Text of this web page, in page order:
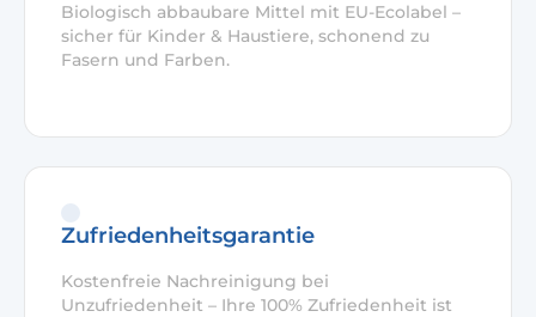
Biologisch abbaubare Mittel mit EU-Ecolabel –
sicher für Kinder & Haustiere, schonend zu
Fasern und Farben.
Zufriedenheitsgarantie
Kostenfreie Nachreinigung bei
Unzufriedenheit – Ihre 100% Zufriedenheit ist